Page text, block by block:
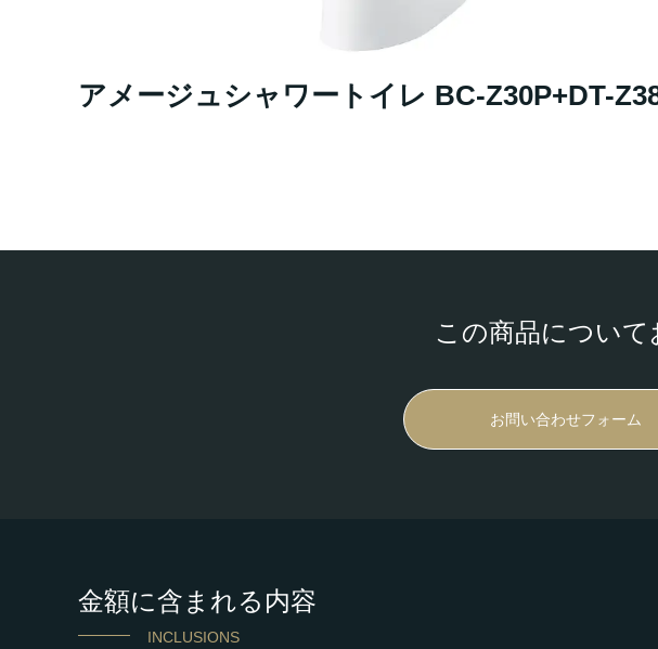
アメージュシャワートイレ BC-Z30P+DT-
この商品につい
お問い合わせフォーム
金額に含まれる内容
INCLUSIONS